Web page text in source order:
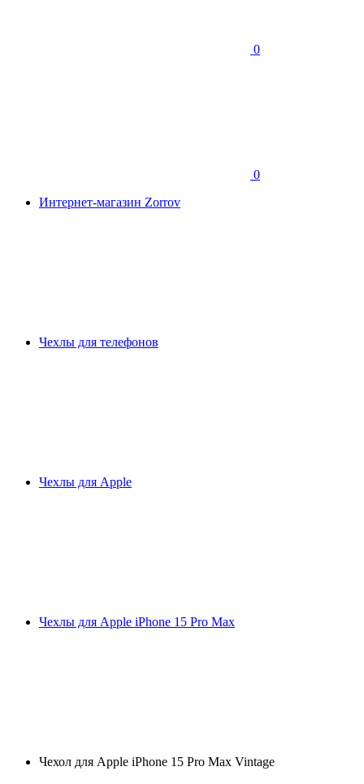
0
0
Интернет-магазин Zorrov
Чехлы для телефонов
Чехлы для Apple
Чехлы для Apple iPhone 15 Pro Max
Чехол для Apple iPhone 15 Pro Max Vintage